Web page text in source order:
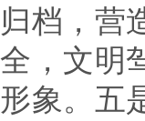
归档，营
全，文明
形象。 五